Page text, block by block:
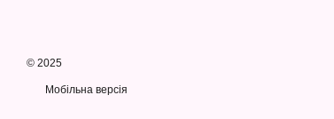
© 2025
Мобільна версія